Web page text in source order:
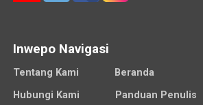
Inwepo Navigasi
Tentang Kami
Beranda
Hubungi Kami
Panduan Penulis